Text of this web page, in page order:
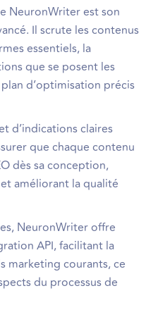
NeuronWriter est son
Il scrute les contenus
essentiels, la
que se posent les
d’optimisation précis
d’indications claires
que chaque contenu
dès sa conception,
améliorant la qualité
NeuronWriter offre
API, facilitant la
marketing courants, ce
du processus de